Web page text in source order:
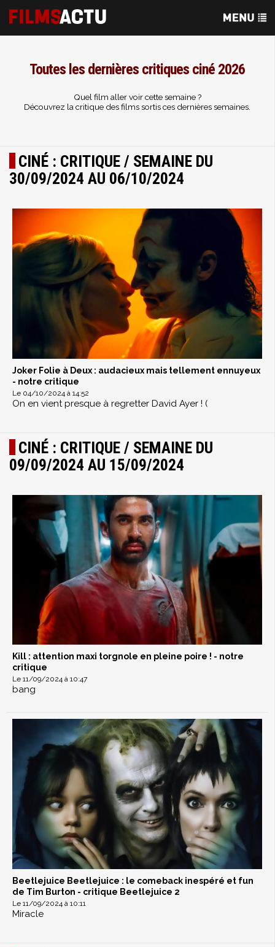
Toutes les dernières critiques ciné 2026
Quel film aller voir cette semaine ?
Découvrez la critique des films sortis ces dernières semaines.
CINÉ : CRITIQUE / SEMAINE DU
30/09/2024 AU 06/10/2024
Joker Folie à Deux : audacieux mais tellement ennuyeux
- notre critique
Le 04/10/2024 à 14:52
On en vient presque à regretter David Ayer ! (
CINÉ : CRITIQUE / SEMAINE DU
09/09/2024 AU 15/09/2024
Kill : attention maxi torgnole en pleine poire ! - notre
critique
Le 11/09/2024 à 10:47
bang
Beetlejuice Beetlejuice : le comeback inespéré et fun
de Tim Burton - critique Beetlejuice 2
Le 11/09/2024 à 10:11
Miracle